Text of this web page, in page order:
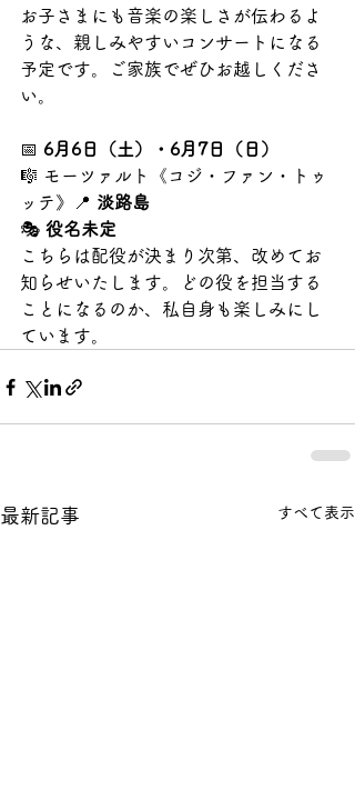
お子さまにも音楽の楽しさが伝わるよ
うな、親しみやすいコンサートになる
予定です。ご家族でぜひお越しくださ
い。
📅 6月6日（土）・6月7日（日）
🎼 モーツァルト《コジ・ファン・トゥ
ッテ》📍 淡路島
🎭 役名未定
こちらは配役が決まり次第、改めてお
知らせいたします。どの役を担当する
ことになるのか、私自身も楽しみにし
ています。
最新記事 すべて表示